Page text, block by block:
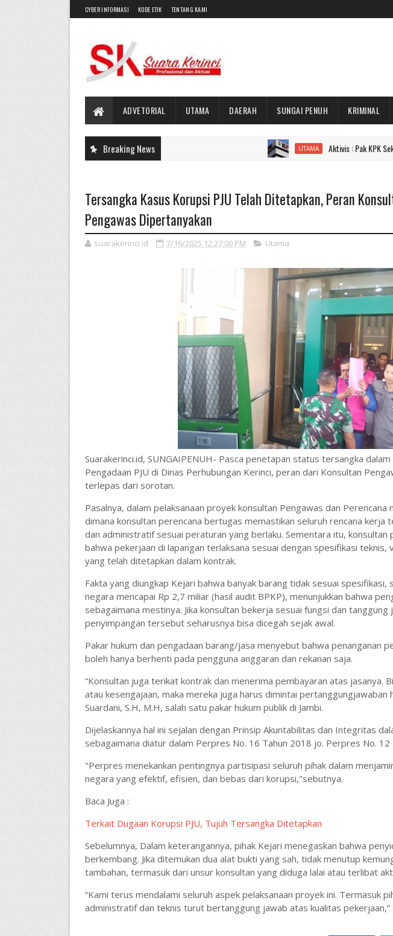
CYBER INFORMASI KODE ETIK TENTANG KAMI
ADVETORIAL UTAMA DAERAH SUNGAI PENUH KRIMINAL
Breaking News UTAMA Aktivis : Pak KPK Sekali-kali
Tersangka Kasus Korupsi PJU Telah Ditetapkan, Peran
Pengawas Dipertanyakan
suarakerinci.id 7/16/2025 12:27:00 PM Utama
Suarakerinci.id, SUNGAIPENUH- Pasca penetapan status tersangka
Pengadaan PJU di Dinas Perhubungan Kerinci, peran dari Konsultan
terlepas dari sorotan.
Pasalnya, dalam pelaksanaan proyek konsultan Pengawas dan Perencana
dimana konsultan perencana bertugas memastikan seluruh rencana kerja
dan administratif sesuai peraturan yang berlaku. Sementara itu, konsultan
bahwa pekerjaan di lapangan terlaksana sesuai dengan spesifikasi teknis,
yang telah ditetapkan dalam kontrak.
Fakta yang diungkap Kejari bahwa banyak barang tidak sesuai spesifikasi,
negara mencapai Rp 2,7 miliar (hasil audit BPKP), menunjukkan bahwa
sebagaimana mestinya. Jika konsultan bekerja sesuai fungsi dan tanggung
penyimpangan tersebut seharusnya bisa dicegah sejak awal.
Pakar hukum dan pengadaan barang/jasa menyebut bahwa penanganan
boleh hanya berhenti pada pengguna anggaran dan rekanan saja.
“Konsultan juga terikat kontrak dan menerima pembayaran atas jasanya.
atau kesengajaan, maka mereka juga harus dimintai pertanggungjawaban
Suardani, S.H, M.H, salah satu pakar hukum publik di Jambi.
Dijelaskannya hal ini sejalan dengan Prinsip Akuntabilitas dan Integritas
sebagaimana diatur dalam Perpres No. 16 Tahun 2018 jo. Perpres No. 12
"Perpres menekankan pentingnya partisipasi seluruh pihak dalam
negara yang efektif, efisien, dan bebas dari korupsi,"sebutnya.
Baca Juga :
Terkait Dugaan Korupsi PJU, Tujuh Tersangka Ditetapkan
Sebelumnya, Dalam keterangannya, pihak Kejari menegaskan bahwa
berkembang. Jika ditemukan dua alat bukti yang sah, tidak menutup
tambahan, termasuk dari unsur konsultan yang diduga lalai atau terlibat
“Kami terus mendalami seluruh aspek pelaksanaan proyek ini. Termasuk
administratif dan teknis turut bertanggung jawab atas kualitas pekerjaan,”